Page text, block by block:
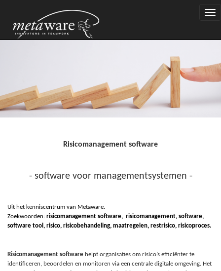
Risicomanagement software
- software voor managementsystemen -
Uit het kenniscentrum van Metaware.
Zoekwoorden: risicomanagement software, risicomanagement, software,
software tool, risico, risicobehandeling, maatregelen, restrisico, risicoproces.
Risicomanagement software helpt organisaties om risico’s efficiënter te
identificeren, beoordelen en monitoren via een centrale digitale omgeving. Het